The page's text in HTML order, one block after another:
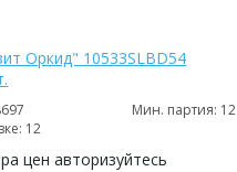
Оркид" 10533SLBD54
Мин. партия: 12
12
цен авторизуйтесь